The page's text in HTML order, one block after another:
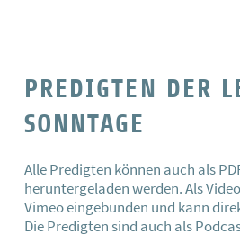
PREDIGTEN DER
SONNTAGE
Alle Predigten können auch als
heruntergeladen werden. Als
Vimeo eingebunden und kann
Die Predigten sind auch als